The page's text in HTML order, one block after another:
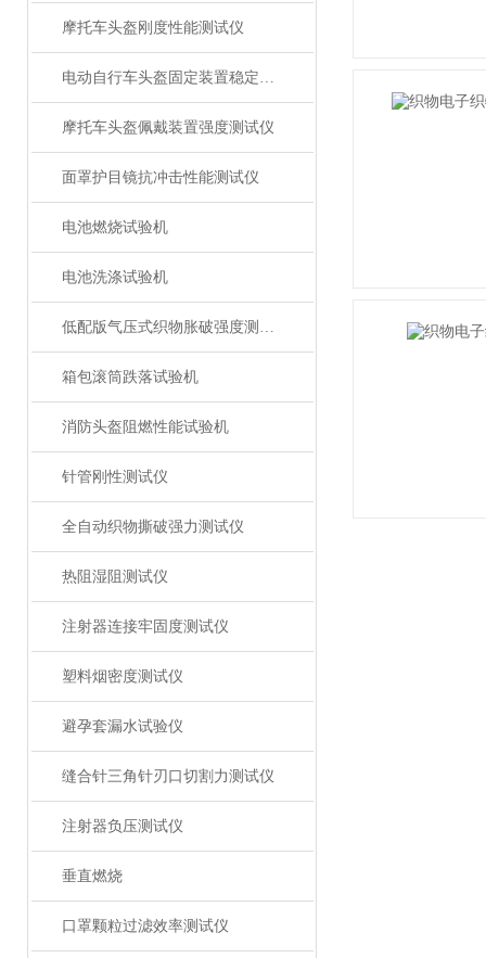
摩托车头盔刚度性能测试仪
电动自行车头盔固定装置稳定性测试仪
摩托车头盔佩戴装置强度测试仪
面罩护目镜抗冲击性能测试仪
电池燃烧试验机
电池洗涤试验机
低配版气压式织物胀破强度测试仪
箱包滚筒跌落试验机
消防头盔阻燃性能试验机
针管刚性测试仪
全自动织物撕破强力测试仪
热阻湿阻测试仪
注射器连接牢固度测试仪
塑料烟密度测试仪
避孕套漏水试验仪
缝合针三角针刃口切割力测试仪
注射器负压测试仪
垂直燃烧
口罩颗粒过滤效率测试仪